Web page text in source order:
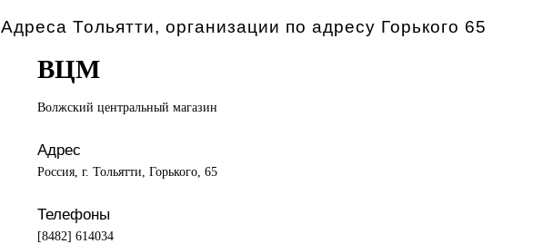
Адреса Тольятти, организации по адресу Горького 65
ВЦМ
Волжский центральный магазин
Адрес
Россия, г. Тольятти, Горького, 65
Телефоны
[8482] 614034